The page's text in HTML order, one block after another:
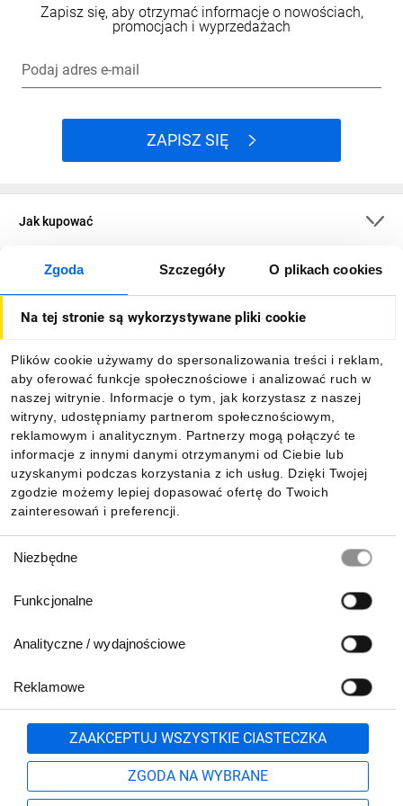
Zgoda Szczegóły O plikach cookies
Na tej stronie są wykorzystywane pliki cookie
Plików cookie używamy do spersonalizowania treści i reklam,
aby oferować funkcje społecznościowe i analizować ruch w
naszej witrynie. Informacje o tym, jak korzystasz z naszej
witryny, udostępniamy partnerom społecznościowym,
reklamowym i analitycznym. Partnerzy mogą połączyć te
informacje z innymi danymi otrzymanymi od Ciebie lub
uzyskanymi podczas korzystania z ich usług. Dzięki Twojej
zgodzie możemy lepiej dopasować ofertę do Twoich
zainteresowań i preferencji.
zgody
Niezbędne
Funkcjonalne
Analityczne / wydajnościowe
Reklamowe
ZAAKCEPTUJ WSZYSTKIE CIASTECZKA
ZGODA NA WYBRANE
Zapisz się, aby otrzymać informacje o nowościach,
promocjach i wyprzedażach
Podaj adres e-mail
ZAPISZ SIĘ
Jak kupować
O firmie
Informacje
Pobierz naszą aplikację mobilną:
801 500 700 lub
71 37 61 600
Formularz kontaktowy